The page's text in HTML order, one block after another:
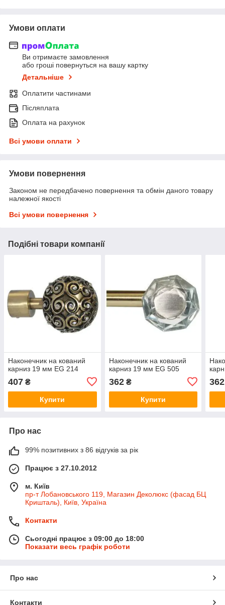
Умови оплати
Ви отримаєте замовлення
або гроші повернуться на вашу картку
Детальніше
Оплатити частинами
Післяплата
Оплата на рахунок
Всі умови оплати
Умови повернення
Законом не передбачено повернення та обмін даного товару
належної якості
Всі умови повернення
Подібні товари компанії
Наконечник на кований
карниз 19 мм EG 214
407 ₴
Купити
Наконечник на кований
карниз 19 мм EG 505
362₴
Купити
362
Про нас
99% позитивних з 86 відгуків за рік
Працює з 27.10.2012
м. Київ
пр-т Лобановського 119, Магазин Деколюкс (фасад БЦ
Кришталь), Київ, Україна
Контакти
Сьогодні працює з 09:00 до 18:00
Показати весь графік роботи
Про нас
Контакти